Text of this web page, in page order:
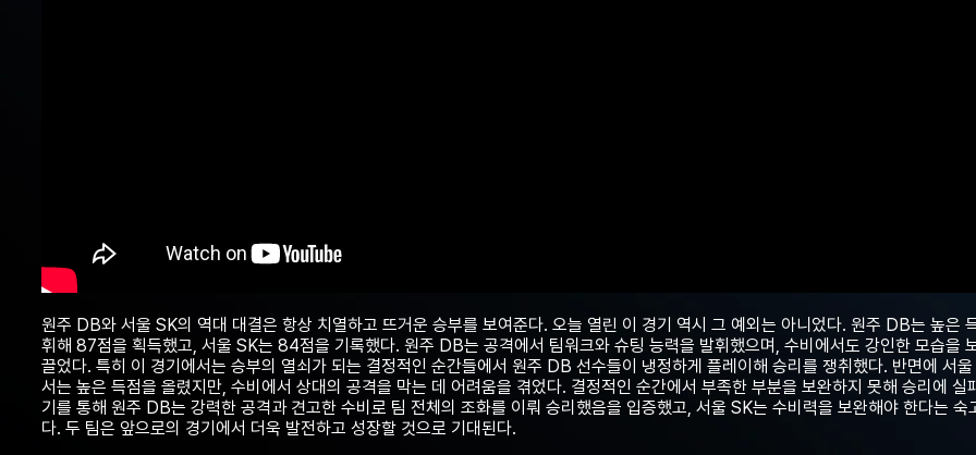
원주 DB와 서울 SK의 역대 대결은 항상 치열하고 뜨거운 승부를 보여준다. 오늘 열린 이 경기 역시 그 예외는 아니었다. 원주 DB는 높은
휘해 87점을 획득했고, 서울 SK는 84점을 기록했다. 원주 DB는 공격에서 팀워크와 슈팅 능력을 발휘했으며, 수비에서도 강인한 모습을
끌었다. 특히 이 경기에서는 승부의 열쇠가 되는 결정적인 순간들에서 원주 DB 선수들이 냉정하게 플레이해 승리를 쟁취했다. 반면에 서
서는 높은 득점을 올렸지만, 수비에서 상대의 공격을 막는 데 어려움을 겪었다. 결정적인 순간에서 부족한 부분을 보완하지 못해 승리에 실
기를 통해 원주 DB는 강력한 공격과 견고한 수비로 팀 전체의 조화를 이뤄 승리했음을 입증했고, 서울 SK는 수비력을 보완해야 한다는 숙
다. 두 팀은 앞으로의 경기에서 더욱 발전하고 성장할 것으로 기대된다.